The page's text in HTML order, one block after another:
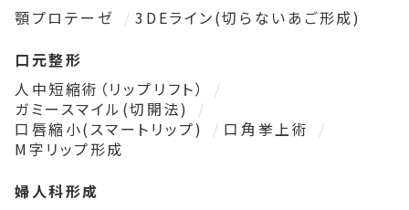
顎プロテーゼ
3DEライン(切らないあご形成)
口元整形
人中短縮術（リップリフト）
ガミースマイル(切開法)
口唇縮小(スマートリップ)
口角挙上術
M字リップ形成
婦人科形成